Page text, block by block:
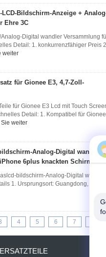
LCD-Bildschirm-Anzeige +
Ehre 3C
Digital wandler Versammlung
Detail: 1. konkurrenzfähiger Preis
weiter
für Gionee E3, 4,7-Zoll-
für Gionee E3 Lcd mit Touch
Detail: 1. Kompatibel für
Sie weiter
Analog-Digital wandler
6plus knackten Schirm
bildschirm-Analog-Digital
1. Ursprungsort: Guangdong,
4 5 6 7